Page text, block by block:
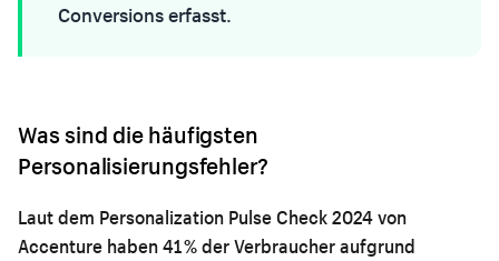
Conversions erfasst.
Was sind die häufigsten
Personalisierungsfehler?
Laut dem Personalization Pulse Check 2024 von
Accenture haben 41 % der Verbraucher aufgrund